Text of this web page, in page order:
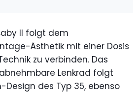
II folgt dem
Ästhetik mit einer Dosis
zu verbinden. Das
Lenkrad folgt
Design des Typ 35, ebenso